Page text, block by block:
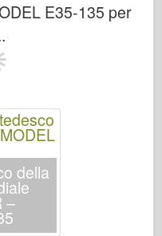
E35-135 per
della
–